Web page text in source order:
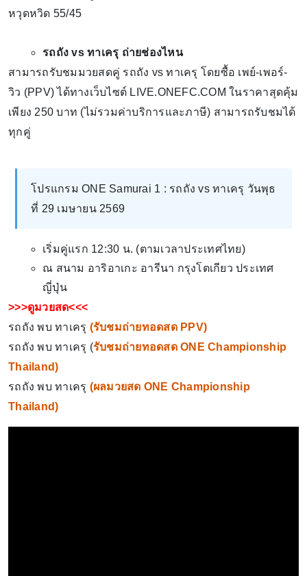
หวุดหวิด 55/45
รถถัง vs ทาเครุ ถ่ายช่องไหน
สามารถรับชมมวยสดคู่ รถถัง vs ทาเครุ โดยซื้อ เพย์-เพอร์-
วิว (PPV) ได้ทางเว็บไซต์ LIVE.ONEFC.COM ในราคาสุดคุ้ม
เพียง 250 บาท (ไม่รวมค่าบริการและภาษี) สามารถรับชมได้
ทุกคู่
โปรแกรม ONE Samurai 1 : รถถัง vs ทาเครุ วันพุธ
ที่ 29 เมษายน 2569
เริ่มคู่แรก 12:30 น. (ตามเวลาประเทศไทย)
ณ สนาม อาริอาเกะ อารีนา กรุงโตเกียว ประเทศ
ญี่ปุ่น
>>>ดูมวยสด<<<
รถถัง พบ ทาเครุ (รับชมถ่ายทอดสด PPV)
รถถัง พบ ทาเครุ (รับชมถ่ายทอดสด ONE Championship
Thailand)
รถถัง พบ ทาเครุ (ผลมวยสด ONE Championship
Thailand)